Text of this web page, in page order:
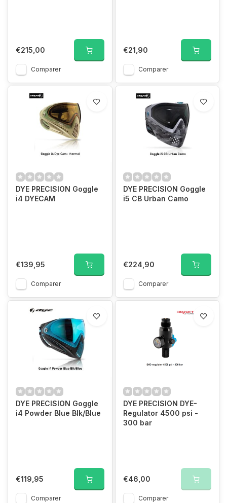
€215,00
Comparer
€21,90
Comparer
DYE PRECISION Goggle
i4 DYECAM
€139,95
Comparer
DYE PRECISION Goggle
i5 CB Urban Camo
€224,90
Comparer
DYE PRECISION Goggle
i4 Powder Blue Blk/Blue
€119,95
Comparer
DYE PRECISION DYE-
Regulator 4500 psi -
300 bar
€46,00
Comparer